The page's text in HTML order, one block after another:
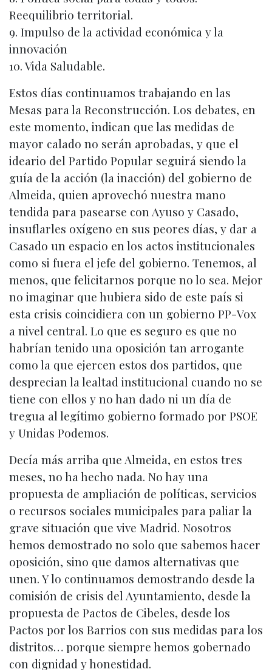
Reequilibrio territorial.
9. Impulso de la actividad económica y la
innovación
10. Vida Saludable.
Estos días continuamos trabajando en las
Mesas para la Reconstrucción. Los debates, en
este momento, indican que las medidas de
mayor calado no serán aprobadas, y que el
ideario del Partido Popular seguirá siendo la
guía de la acción (la inacción) del gobierno de
Almeida, quien aprovechó nuestra mano
tendida para pasearse con Ayuso y Casado,
insuflarles oxígeno en sus peores días, y dar a
Casado un espacio en los actos institucionales
como si fuera el jefe del gobierno. Tenemos, al
menos, que felicitarnos porque no lo sea. Mejor
no imaginar que hubiera sido de este país si
esta crisis coincidiera con un gobierno PP-Vox
a nivel central. Lo que es seguro es que no
habrían tenido una oposición tan arrogante
como la que ejercen estos dos partidos, que
desprecian la lealtad institucional cuando no se
tiene con ellos y no han dado ni un día de
tregua al legítimo gobierno formado por PSOE
y Unidas Podemos.
Decía más arriba que Almeida, en estos tres
meses, no ha hecho nada. No hay una
propuesta de ampliación de políticas, servicios
o recursos sociales municipales para paliar la
grave situación que vive Madrid. Nosotros
hemos demostrado no solo que sabemos hacer
oposición, sino que damos alternativas que
unen. Y lo continuamos demostrando desde la
comisión de crisis del Ayuntamiento, desde la
propuesta de Pactos de Cibeles, desde los
Pactos por los Barrios con sus medidas para los
distritos… porque siempre hemos gobernado
con dignidad y honestidad.